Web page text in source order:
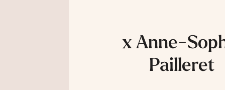
x Anne-
Pailleret